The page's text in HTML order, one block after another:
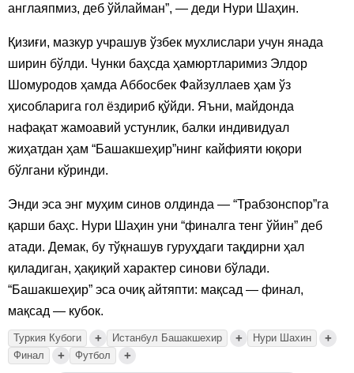
англаяпмиз, деб ўйлайман”, — деди Нури Шаҳин.
Қизиғи, мазкур учрашув ўзбек мухлислари учун янада
ширин бўлди. Чунки баҳсда ҳамюртларимиз Элдор
Шомуродов ҳамда Аббосбек Файзуллаев ҳам ўз
ҳисобларига гол ёздириб қўйди. Яъни, майдонда
нафақат жамоавий устунлик, балки индивидуал
жиҳатдан ҳам “Башакшеҳир”нинг кайфияти юқори
бўлгани кўринди.
Энди эса энг муҳим синов олдинда — “Трабзонспор”га
қарши баҳс. Нури Шаҳин уни “финалга тенг ўйин” деб
атади. Демак, бу тўқнашув гуруҳдаги тақдирни ҳал
қиладиган, ҳақиқий характер синови бўлади.
“Башакшеҳир” эса очиқ айтяпти: мақсад — финал,
мақсад — кубок.
Туркия Кубоги + Истанбул Башакшехир + Нури Шахин +
Финал + Футбол +